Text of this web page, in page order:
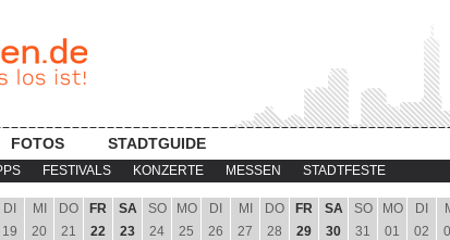
FESTIVALS KONZERTE MESSEN STADTFESTE
FOTOS STADTGUIDE
DI
19
MI
20
DO
21
FR
22
SA
23
SO
24
MO
25
DI
26
MI
27
DO
28
FR
29
SA
30
SO
31
MO
01
DI
02